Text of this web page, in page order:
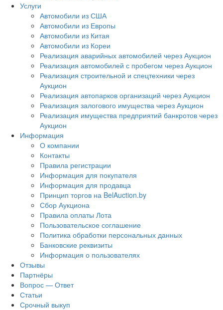
Услуги
Автомобили из США
Автомобили из Европы
Автомобили из Китая
Автомобили из Кореи
Реализация аварийных автомобилей через Аукцион
Реализация автомобилей с пробегом через Аукцион
Реализация строительной и спецтехники через
Аукцион
Реализация автопарков организаций через Аукцион
Реализация залогового имущества через Аукцион
Реализация имущества предприятий банкротов через
Аукцион
Информация
О компании
Контакты
Правила регистрации
Информация для покупателя
Информация для продавца
Принцип торгов на BelAuction.by
Сбор Аукциона
Правила оплаты Лота
Пользовательское соглашение
Политика обработки персональных данных
Банковские реквизиты
Информация о пользователях
Отзывы
Партнёры
Вопрос — Ответ
Статьи
Срочный выкуп